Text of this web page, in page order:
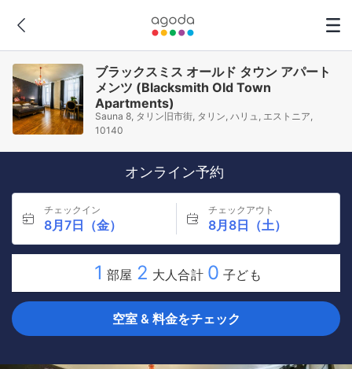
ブラックスミス オールド タウン アパート
メンツ (Blacksmith Old Town
Apartments)
Sauna 8, タリン旧市街, タリン, ハリュ, エストニア,
10140
オンライン予約
チェックイン
8月7日（金）
チェックアウト
8月8日（土）
1 部屋 2 大人合計 0 子ども
空室 & 料金をチェック